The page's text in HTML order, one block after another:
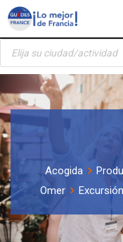
Panel de gestión de
Skip
content
Búsqueda
productos
Acogida
Omer